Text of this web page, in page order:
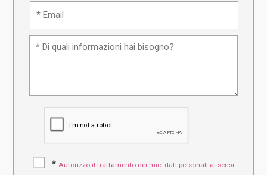
* Autorizzo il trattamento dei miei dati personali ai sensi